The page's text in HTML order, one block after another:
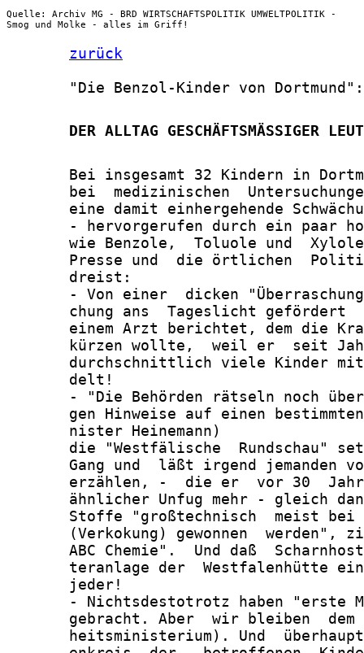
Quelle: Archiv MG - BRD WIRTSCHAFTSPOLITIK UMWELTPOLITIK -
Smog und Molke - alles im Griff!
zurück
       "Die Benzol-Kinder von Dortmund":
DER ALLTAG GESCHÄFTSMÄSSIGER
Bei insgesamt 32 Kindern in
bei  medizinischen
eine damit einhergehende
- hervorgerufen durch ein paar
wie Benzole,  Toluole und
Presse und  die örtlichen
       dreist:
- Von einer  dicken
chung ans  Tageslicht gefördert
einem Arzt berichtet, dem die
kürzen wollte,  weil er  seit
durchschnittlich viele Kinder
       delt!
- "Die Behörden rätseln noch
gen Hinweise auf einen
       nister Heinemann)
die "Westfälische  Rundschau"
Gang und  läßt irgend jemanden
erzählen, -  die er  vor 30
ähnlicher Unfug mehr - gleich
Stoffe "großtechnisch  meist
(Verkokung) gewonnen  werden",
ABC Chemie".  Und daß
teranlage der  Westfalenhütte
       jeder!
- Nichtsdestotrotz haben "erste
gebracht. Aber  wir bleiben
heitsministerium). Und